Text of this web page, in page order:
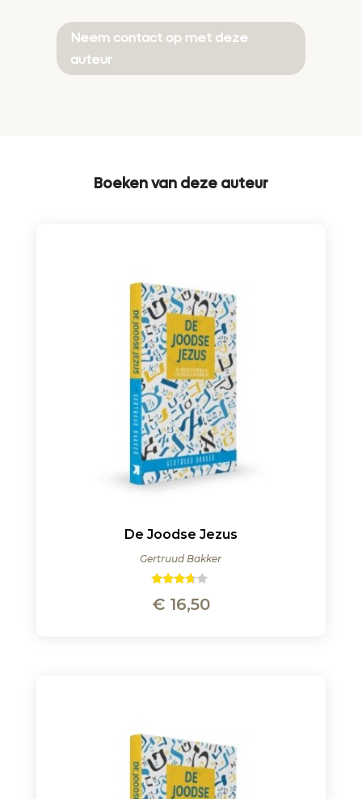
Neem contact op met deze
auteur
Boeken van deze auteur
De Joodse Jezus
Gertruud Bakker
eerd
€16,50